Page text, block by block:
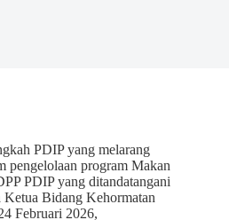
PDIP yang melarang
pengelolaan program Makan
PDIP yang ditandatangani
Bidang Kehormatan
Februari 2026,